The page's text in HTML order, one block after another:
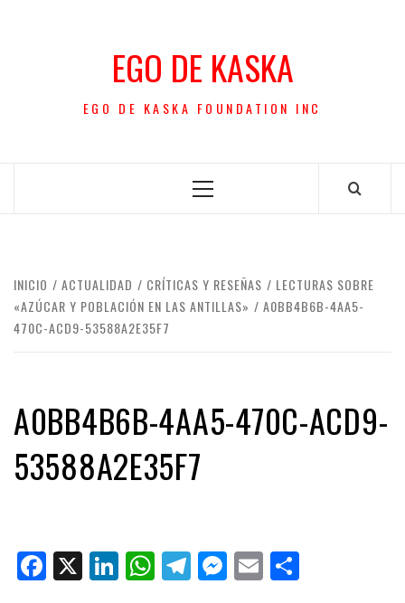
EGO DE KASKA
EGO DE KASKA FOUNDATION INC
Menú
INICIO ACTUALIDAD CRÍTICAS Y RESEÑAS
LECTURAS SOBRE
«AZÚCAR Y POBLACIÓN EN LAS ANTILLAS»
A0BB4B6B-4AA5-
470C-ACD9-53588A2E35F7
A0BB4B6B-4AA5-470C-ACD9-
53588A2E35F7
Facebook
X LinkedIn
WhatsApp
Telegram
Messenger
Email